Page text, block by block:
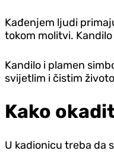
Kađenjem ljudi
tokom molitvi.
Kandilo i plamen
svijetlim i čistim
Kako
U kadionicu treba da